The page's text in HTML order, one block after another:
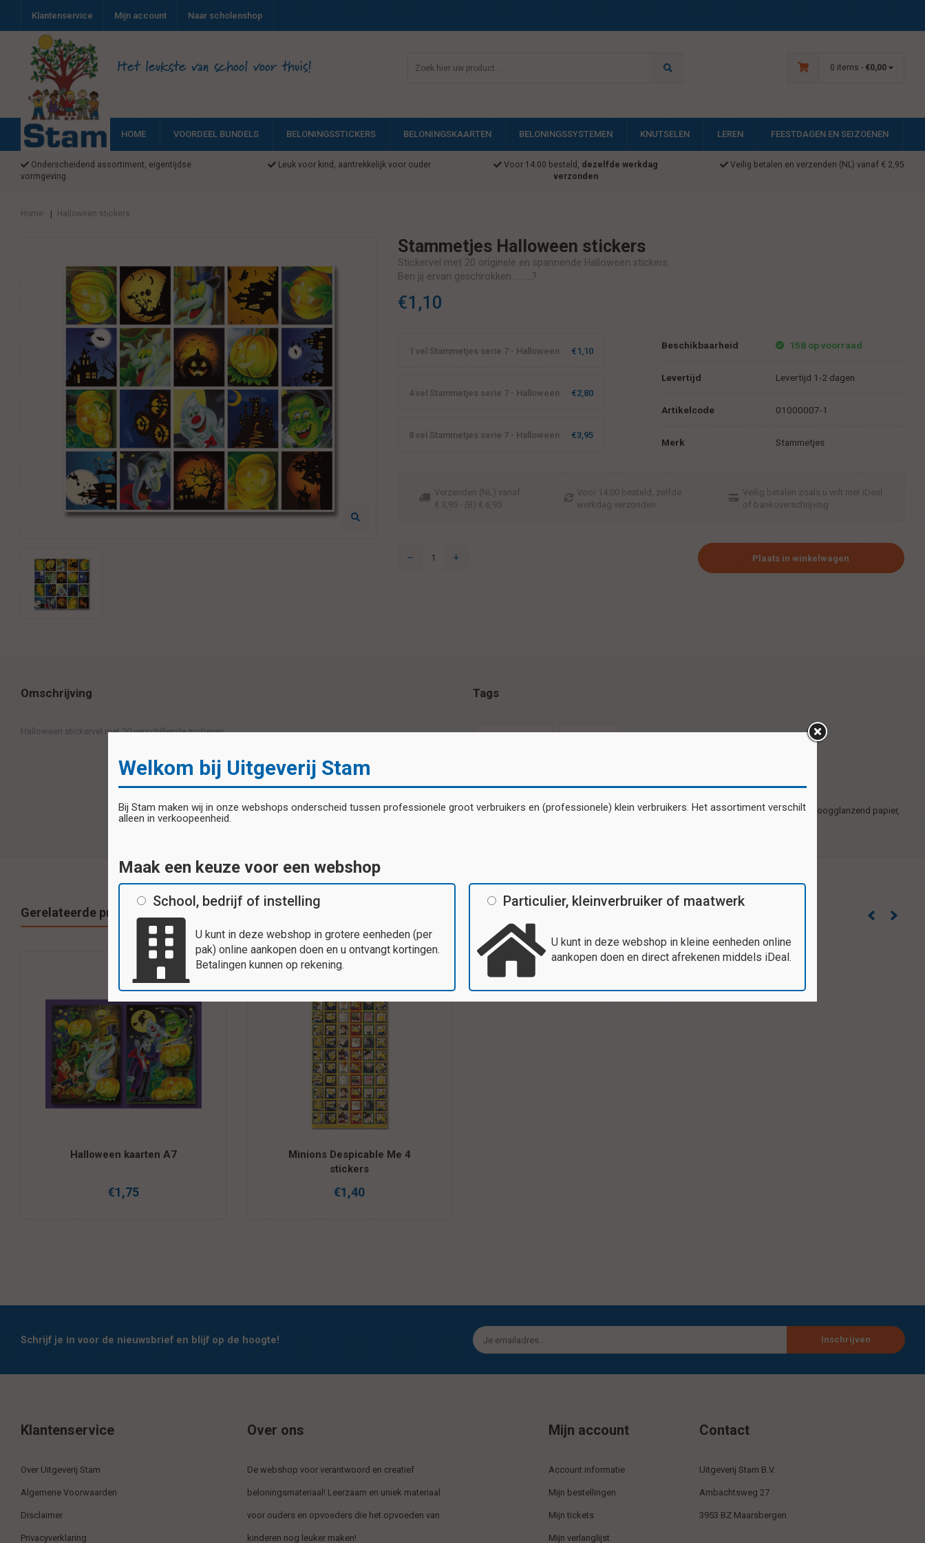
Klantenservice Mijn account Naar scholenshop
Het leukste van school voor thuis! 0 items - €0,00
HOME VOORDEEL BUNDELS BELONINGSSTICKERS BELONINGSKAARTEN BELONINGSSYSTEMEN KNUTSELEN LEREN FEESTDAGEN EN SEIZOENEN
Onderscheidend assortiment, eigentijdse
vormgeving
Leuk voor kind, aantrekkelijk voor ouder Voor 14:00 besteld, dezelfde werkdag
verzonden
Veilig betalen en verzenden (NL) vanaf € 2,95
Home | Halloween stickers
Stammetjes Halloween stickers
Stickervel met 20 originele en spannende Halloween stickers.
Ben jij ervan geschrokken..........?
€1,10
1 vel Stammetjes serie 7 - Halloween €1,10
4 vel Stammetjes serie 7 - Halloween €2,80
8 vel Stammetjes serie 7 - Halloween €3,95
Beschikbaarheid 158 op voorraad
Levertijd Levertijd 1-2 dagen
Artikelcode 01000007-1
Merk Stammetjes
Verzenden (NL) vanaf
€ 3,95 - (B) € 6,95
Voor 14:00 besteld, zelfde
werkdag verzonden
Veilig betalen zoals u wilt met iDeal
of bankoverschrijving
Plaats in winkelwagen
Omschrijving
Halloween stickervel met 20 verschillende motieven
Tags
schoolstickers stickervel
Beloningsstickers 20 verschillende
Zelfklevende plaatjes gedrukt op 1e kwaliteit hoogglanzend papier,
Gerelateerde producten
Halloween kaarten A7
€1,75
Minions Despicable Me 4
stickers
€1,40
Schrijf je in voor de nieuwsbrief en blijf op de hoogte! Inschrijven
Klantenservice
Over Uitgeverij Stam
Algemene Voorwaarden
Disclaimer
Privacyverklaring
Over ons
De webshop voor verantwoord en creatief
beloningsmateriaal! Leerzaam en uniek materiaal
voor ouders en opvoeders die het opvoeden van
kinderen nog leuker maken!
Mijn account
Account informatie
Mijn bestellingen
Mijn tickets
Mijn verlanglijst
Contact
Uitgeverij Stam B.V.
Ambachtsweg 27
3953 BZ Maarsbergen
Welkom bij Uitgeverij Stam
Bij Stam maken wij in onze webshops onderscheid tussen professionele groot verbruikers en (professionele) klein verbruikers. Het assortiment verschilt
alleen in verkoopeenheid.
Maak een keuze voor een webshop
School, bedrijf of instelling
U kunt in deze webshop in grotere eenheden (per
pak) online aankopen doen en u ontvangt kortingen.
Betalingen kunnen op rekening.
Particulier, kleinverbruiker of maatwerk
U kunt in deze webshop in kleine eenheden online
aankopen doen en direct afrekenen middels iDeal.